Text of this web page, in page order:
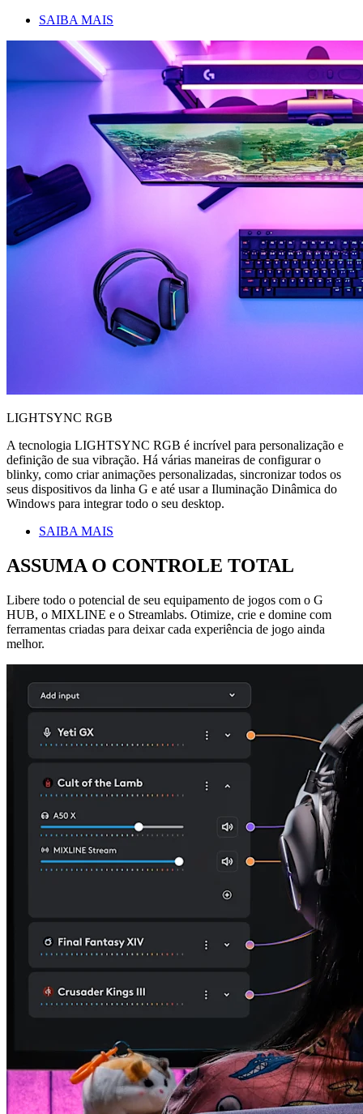
SAIBA MAIS
LIGHTSYNC RGB
A tecnologia LIGHTSYNC RGB é incrível para personalização e
definição de sua vibração. Há várias maneiras de configurar o
blinky, como criar animações personalizadas, sincronizar todos os
seus dispositivos da linha G e até usar a Iluminação Dinâmica do
Windows para integrar todo o seu desktop.
SAIBA MAIS
ASSUMA O CONTROLE TOTAL
Libere todo o potencial de seu equipamento de jogos com o G
HUB, o MIXLINE e o Streamlabs. Otimize, crie e domine com
ferramentas criadas para deixar cada experiência de jogo ainda
melhor.